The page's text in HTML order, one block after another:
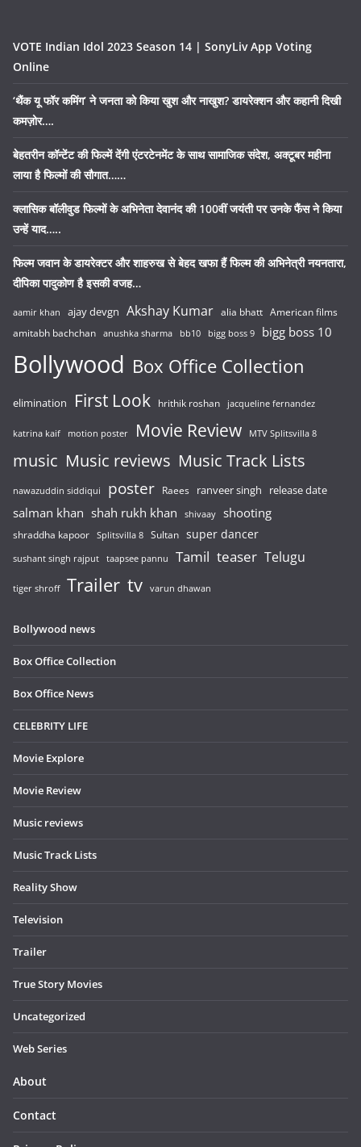
VOTE Indian Idol 2023 Season 14 | SonyLiv App Voting
Online
‘थैंक यू फॉर कमिंग’ ने जनता को किया खुश और नाखुश? डायरेक्शन और कहानी दिखी
कमज़ोर….
बेहतरीन कॉन्टेंट की फिल्में देंगी एंटरटेनमेंट के साथ सामाजिक संदेश, अक्टूबर महीना
लाया है फिल्मों की सौगात……
क्लासिक बॉलीवुड फिल्मों के अभिनेता देवानंद की 100वीं जयंती पर उनके फैंस ने किया
उन्हें याद…..
फिल्म जवान के डायरेक्टर और शाहरुख से बेहद खफा हैं फिल्म की अभिनेत्री नयनतारा,
दीपिका पादुकोण है इसकी वजह…
aamir khan ajay devgn Akshay Kumar alia bhatt American films
amitabh bachchan anushka sharma bb10 bigg boss 9 bigg boss 10
Bollywood Box Office Collection
elimination First Look hrithik roshan jacqueline fernandez
katrina kaif motion poster Movie Review MTV Splitsvilla 8
music Music reviews Music Track Lists
nawazuddin siddiqui poster Raees ranveer singh release date
salman khan shah rukh khan shivaay shooting
shraddha kapoor Splitsvilla 8 Sultan super dancer
sushant singh rajput taapsee pannu Tamil teaser Telugu
tiger shroff Trailer tv varun dhawan
Bollywood news
Box Office Collection
Box Office News
CELEBRITY LIFE
Movie Explore
Movie Review
Music reviews
Music Track Lists
Reality Show
Television
Trailer
True Story Movies
Uncategorized
Web Series
About
Contact